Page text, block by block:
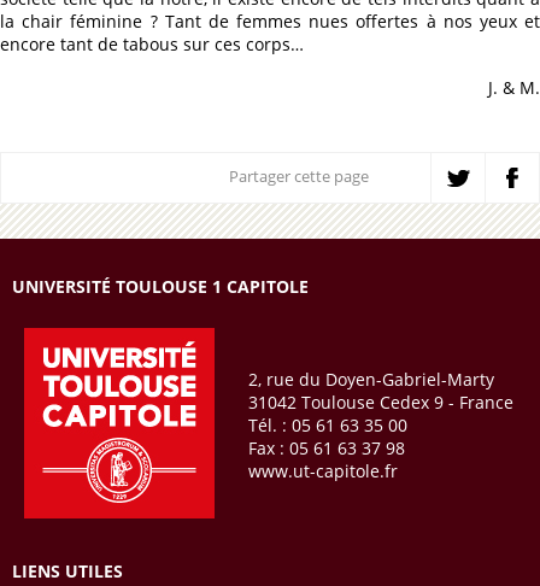
la chair féminine ? Tant de femmes nues offertes à nos yeux et
encore tant de tabous sur ces corps…
J. & M.
Partager cette page
UNIVERSITÉ TOULOUSE 1 CAPITOLE
2, rue du Doyen-Gabriel-Marty
31042 Toulouse Cedex 9 - France
Tél. : 05 61 63 35 00
Fax : 05 61 63 37 98
www.ut-capitole.fr
LIENS UTILES